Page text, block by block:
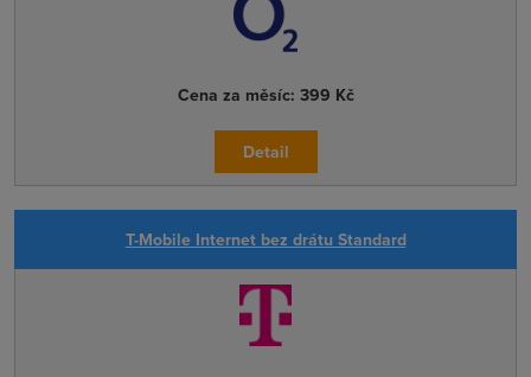
Cena za měsíc: 399 Kč
Detail
T-Mobile Internet bez drátu Standard